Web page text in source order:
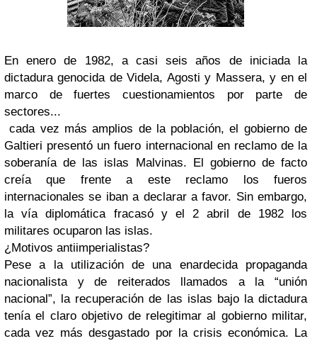
En enero de 1982, a casi seis años de iniciada la
dictadura genocida de Videla, Agosti y Massera, y en el
marco de fuertes cuestionamientos por parte de
sectores...
cada vez más amplios de la población, el gobierno de
Galtieri presentó un fuero internacional en reclamo de la
soberanía de las islas Malvinas. El gobierno de facto
creía que frente a este reclamo los fueros
internacionales se iban a declarar a favor. Sin embargo,
la vía diplomática fracasó y el 2 abril de 1982 los
militares ocuparon las islas.
¿Motivos antiimperialistas?
Pese a la utilización de una enardecida propaganda
nacionalista y de reiterados llamados a la “unión
nacional”, la recuperación de las islas bajo la dictadura
tenía el claro objetivo de relegitimar al gobierno militar,
cada vez más desgastado por la crisis económica. La